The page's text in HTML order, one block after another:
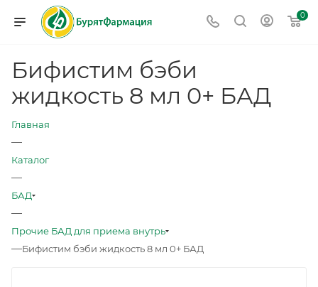
0
Бифистим бэби
жидкость 8 мл 0+ БАД
Главная
—
Каталог
—
БАД
—
Прочие БАД для приема внутрь
—Бифистим бэби жидкость 8 мл 0+ БАД